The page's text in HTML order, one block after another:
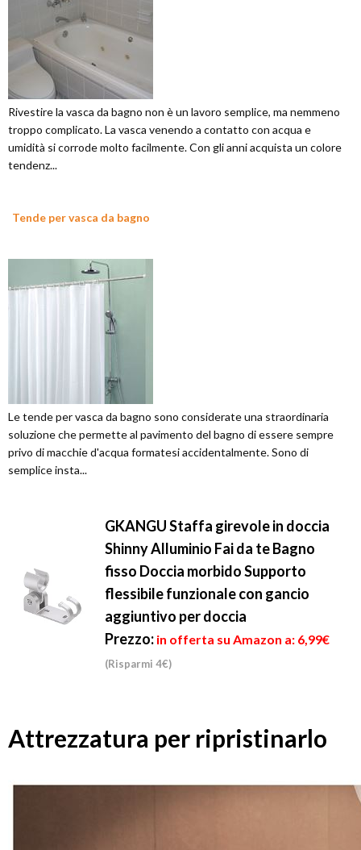
Rivestire la vasca da bagno non è un lavoro semplice, ma nemmeno
troppo complicato. La vasca venendo a contatto con acqua e
umidità si corrode molto facilmente. Con gli anni acquista un colore
tendenz...
Tende per vasca da bagno
Le tende per vasca da bagno sono considerate una straordinaria
soluzione che permette al pavimento del bagno di essere sempre
privo di macchie d'acqua formatesi accidentalmente. Sono di
semplice insta...
GKANGU Staffa girevole in doccia
Shinny Alluminio Fai da te Bagno
fisso Doccia morbido Supporto
flessibile funzionale con gancio
aggiuntivo per doccia
Prezzo: in offerta su Amazon a: 6,99€
(Risparmi 4€)
Attrezzatura per ripristinarlo